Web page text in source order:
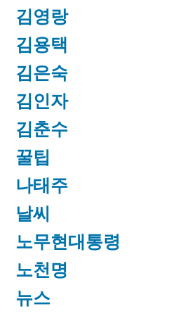
김영랑
김용택
김은숙
김인자
김춘수
꿀팁
나태주
날씨
노무현대통령
노천명
뉴스